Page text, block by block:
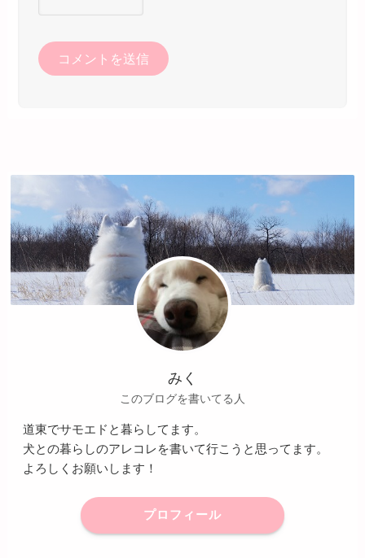
みく
このブログを書いてる人
道東でサモエドと暮らしてます。
犬との暮らしのアレコレを書いて行こうと思ってます。
よろしくお願いします！
プロフィール